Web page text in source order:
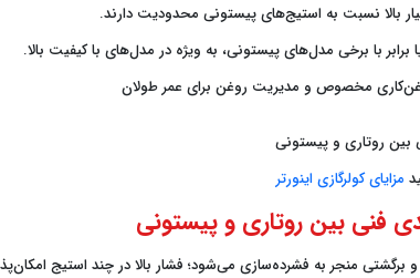
بالا نسبت به استیج‌های پیستونی محدودیت دارند.
یا برابر با برخی مدل‌های پیستونی، به ویژه در مدل‌های با کیفیت بالا.
مخصوص و مدیریت روغن برای عمر طولان
مزایای کولرگازی اینورتر
فنی بین روتاری و پیستونی
منجر به فشرده‌سازی می‌شود؛ فشار بالا در چند استیج